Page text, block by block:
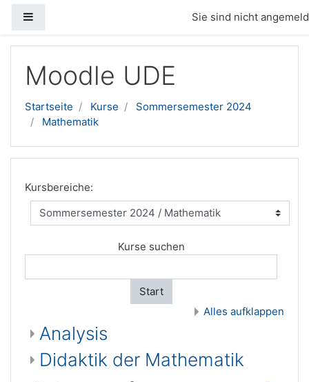
Sie sind nicht
Moodle UDE
Startseite Kurse
Sommersemester 2024
Mathematik
Kursbereiche:
Kurse suchen
Start
Alles aufklappen
Analysis
Didaktik der Mathematik